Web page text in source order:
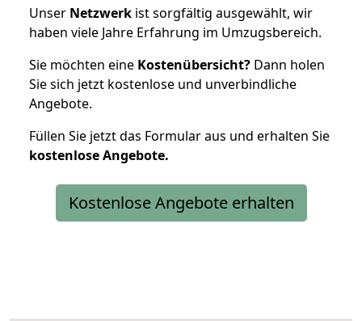
Unser Netzwerk ist sorgfältig ausgewählt, wir
haben viele Jahre Erfahrung im Umzugsbereich.
Sie möchten eine Kostenübersicht? Dann holen
Sie sich jetzt kostenlose und unverbindliche
Angebote.
Füllen Sie jetzt das Formular aus und erhalten Sie
kostenloseAngebote.
Kostenlose Angebote erhalten